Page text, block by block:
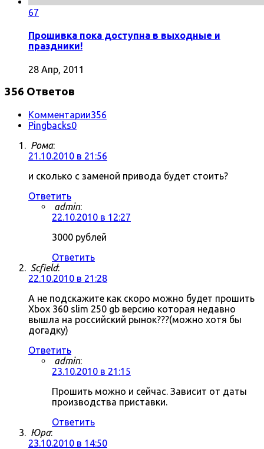
67
Прошивка пока доступна в выходные и
праздники!
28 Апр, 2011
356 Ответов
Комментарии356
Pingbacks0
Рома:
21.10.2010 в 21:56
и сколько с заменой привода будет стоить?
Ответить
admin:
22.10.2010 в 12:27
3000 рублей
Ответить
Scfield:
22.10.2010 в 21:28
А не подскажите как скоро можно будет прошить
Xbox 360 slim 250 gb версию которая недавно
вышла на российский рынок???(можно хотя бы
догадку)
Ответить
admin:
23.10.2010 в 21:15
Прошить можно и сейчас. Зависит от даты
производства приставки.
Ответить
Юра:
23.10.2010 в 14:50